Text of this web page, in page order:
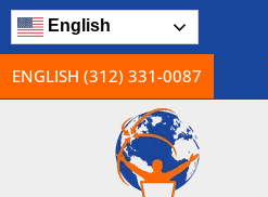
Skip
content
English
ENGLISH (312) 331-0087